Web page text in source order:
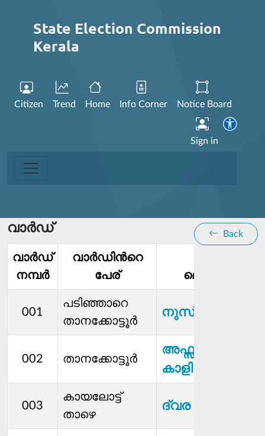
State Election Commission
Kerala
Citizen Trend Home Info Corner Notice Board
Sign in
വാര്‍ഡ് Back
വാര്‍ഡ്‌
നമ്പര്‍
വാര്‍ഡിൻറെ
പേര്
മെമ്പര്‍
001
പടിഞ്ഞാറെ
താനക്കോട്ടൂർ
നുസ്‌രത്ത്
002 താനക്കോട്ടൂർ
അഫ്സത്ത്
കാളിയേടത്ത്
003
കായലോട്ട്
താഴെ
ദ്വര കെ